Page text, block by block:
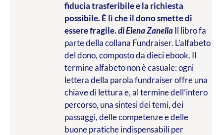
fiducia trasferibile e la richiesta
possibile. È lì che il dono smette di
essere fragile.di Elena ZanellaIl libro fa
parte della collana Fundraiser. L’alfabeto
del dono, composto da dieci ebook. Il
termine alfabeto non è casuale: ogni
lettera della parola fundraiser offre una
chiave di lettura e, al termine dell’intero
percorso, una sintesi dei temi, dei
passaggi, delle competenze e delle
buone pratiche indispensabili per